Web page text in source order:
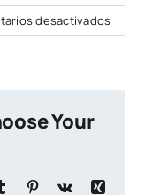
desactivadosen
Your
Tumblr Pinterest
Vk
Xing